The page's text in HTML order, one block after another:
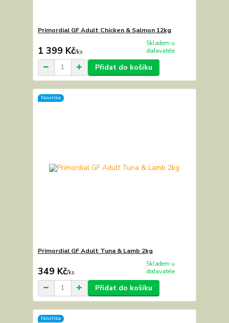
Primordial GF Adult Chicken & Salmon 12kg
1 399 Kč/ks
Skladem u
dodavatele
Přidat do košíku
Novinka
Primordial GF Adult Tuna & Lamb 2kg
349 Kč/ks
Skladem u
dodavatele
Přidat do košíku
Novinka